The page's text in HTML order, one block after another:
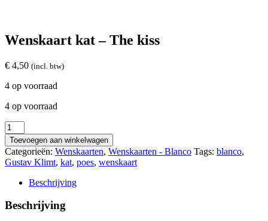
Wenskaart kat – The kiss
€ 4,50 (incl. btw)
4 op voorraad
4 op voorraad
Wenskaart
kat
-
The
kiss
aantal
Toevoegen aan winkelwagen
Categorieën: Wenskaarten, Wenskaarten - Blanco Tags: blanco,
Gustav Klimt, kat, poes, wenskaart
Beschrijving
Beschrijving